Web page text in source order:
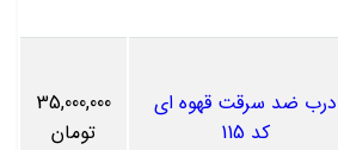
درب ضد سرقت قهوه ای
کد 115
35,000,000
تومان